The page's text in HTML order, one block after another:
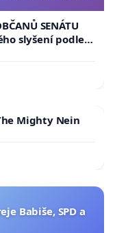
SENÁTU
slyšení podle §
na přijetí
Mighty Nein
Babiše, SPD a